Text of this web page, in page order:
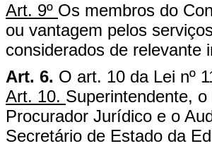
Art. 9º Os membros do
ou vantagem pelos
considerados de relevante
Art. 6. O art. 10 da Lei nº
Art. 10. Superintendente,
Procurador Jurídico e o
Secretário de Estado da